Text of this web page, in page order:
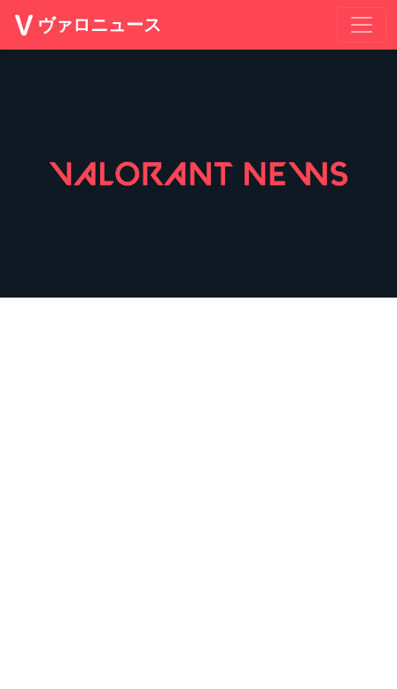
ヴァロニュース